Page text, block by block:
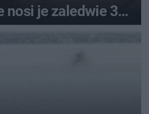
nosi je zaledwie 3
kobiety